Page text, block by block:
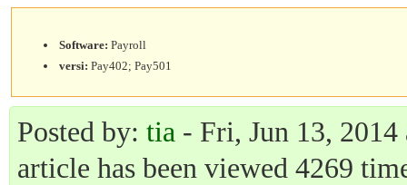
Software: Payroll
versi: Pay402; Pay501
Posted by: tia - Fri, Jun 13,
article has been viewed 4269